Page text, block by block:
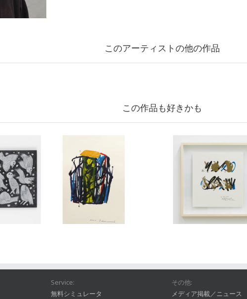
このアーティストの他の作品
この作品も好きかも
Service:
無料シミュレータ
その他:
メディア掲載／ニュース